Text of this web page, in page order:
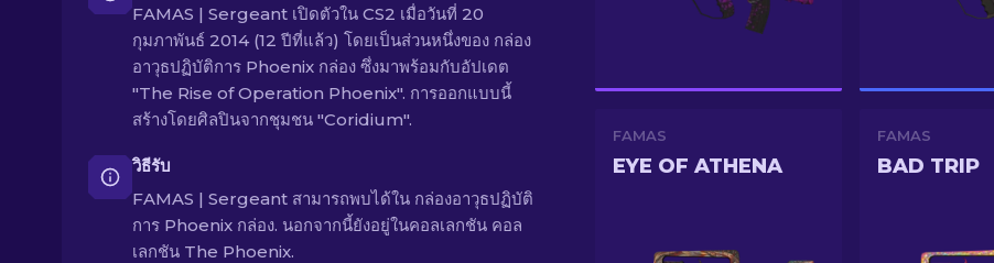
FAMAS | Sergeant เปิดตัวใน CS2 เมื่อวันที่ 20
กุมภาพันธ์ 2014 (12 ปีที่แล้ว) โดยเป็นส่วนหนึ่งของ กล่อง
อาวุธปฏิบัติการ Phoenix กล่อง ซึ่งมาพร้อมกับอัปเดต
"The Rise of Operation Phoenix". การออกแบบนี้
สร้างโดยศิลปินจากชุมชน "Coridium".
วิธีรับ
FAMAS | Sergeant สามารถพบได้ใน กล่องอาวุธปฏิบัติ
การ Phoenix กล่อง. นอกจากนี้ยังอยู่ในคอลเลกชัน คอล
เลกชัน The Phoenix.
FAMAS
EYE OF ATHENA
FAMAS
BAD TRIP